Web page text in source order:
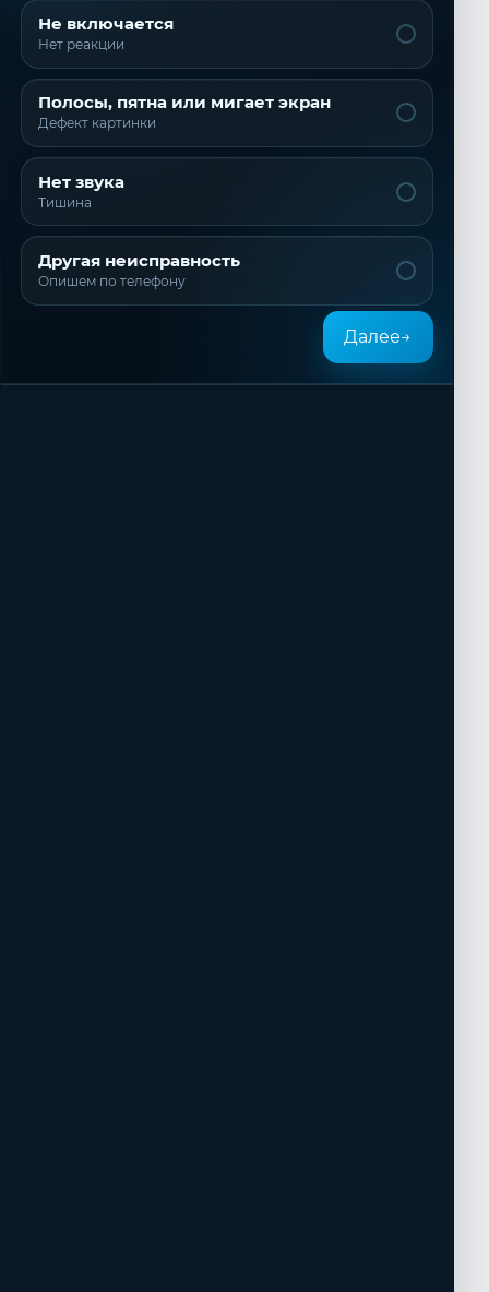
Не включается
Нет реакции
Полосы, пятна или мигает экран
Дефект картинки
Нет звука
Тишина
Другая неисправность
Опишем по телефону
Далее→